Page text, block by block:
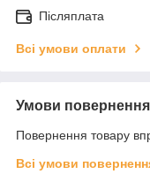
Післяплата
Всі умови оплати
Умови повернення
Повернення товару
Всі умови